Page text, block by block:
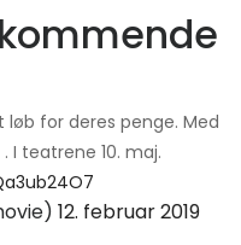
for deres penge. Med
. I teatrene 10. maj.
12. februar 2019